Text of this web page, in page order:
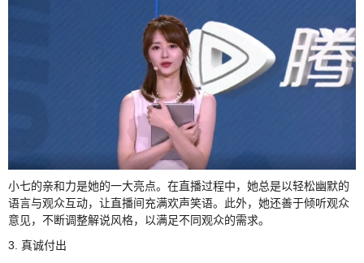
小七的亲和力是她的一大亮点。在直播过程中，她总是以轻松幽默的
语言与观众互动，让直播间充满欢声笑语。此外，她还善于倾听观众
意见，不断调整解说风格，以满足不同观众的需求。
3. 真诚付出